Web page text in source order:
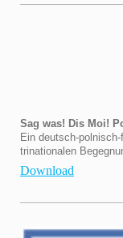
Sag was! Dis Moi!
Ein deutsch-
trinationalen
Download